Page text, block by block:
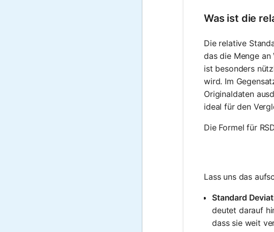
Was ist die
Die relative
das die Menge
ist besonders
wird. Im
Originaldaten
ideal für den
Die Formel für
Lass uns das
Standard
deutet darauf
dass sie weit